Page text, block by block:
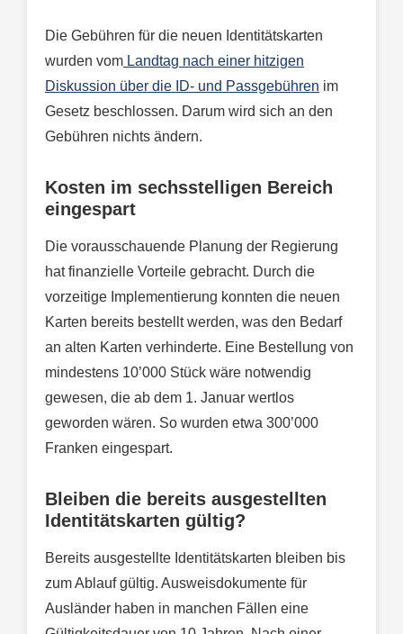
Die Gebühren für die neuen Identitätskarten
wurden vom Landtag nach einer hitzigen
Diskussion über die ID- und Passgebühren im
Gesetz beschlossen. Darum wird sich an den
Gebühren nichts ändern.
Kosten im sechsstelligen Bereich
eingespart
Die vorausschauende Planung der Regierung
hat finanzielle Vorteile gebracht. Durch die
vorzeitige Implementierung konnten die neuen
Karten bereits bestellt werden, was den Bedarf
an alten Karten verhinderte. Eine Bestellung von
mindestens 10’000 Stück wäre notwendig
gewesen, die ab dem 1. Januar wertlos
geworden wären. So wurden etwa 300’000
Franken eingespart.
Bleiben die bereits ausgestellten
Identitätskarten gültig?
Bereits ausgestellte Identitätskarten bleiben bis
zum Ablauf gültig. Ausweisdokumente für
Ausländer haben in manchen Fällen eine